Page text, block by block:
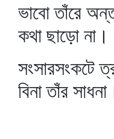
ভাবো তাঁরে
কথা ছাড়ো না।
সংসারসংকটে
বিনা তাঁর